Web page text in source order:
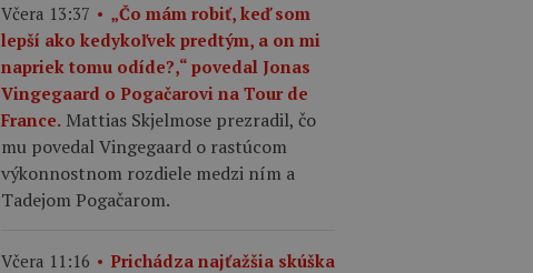
Včera 13:37
„Čo mám robiť, keď som
lepší ako kedykoľvek predtým, a on mi
napriek tomu odíde?,“ povedal Jonas
Vingegaard o Pogačarovi na Tour de
France. Mattias Skjelmose prezradil, čo
mu povedal Vingegaard o rastúcom
výkonnostnom rozdiele medzi ním a
Tadejom Pogačarom.
Včera 11:16
Prichádza najťažšia skúška